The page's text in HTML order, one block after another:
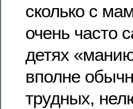
сколько с
очень часто
детях
вполне
трудных,